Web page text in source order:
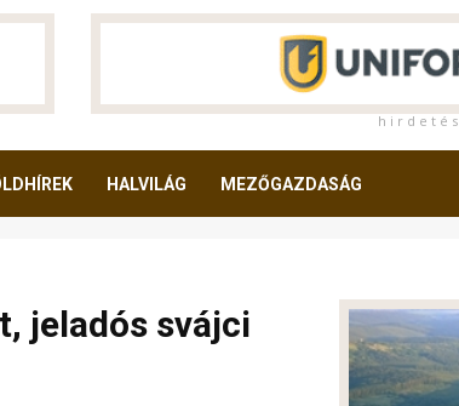
h i r d e t é s
HALVILÁG MEZŐGAZDASÁG
jeladós svájci